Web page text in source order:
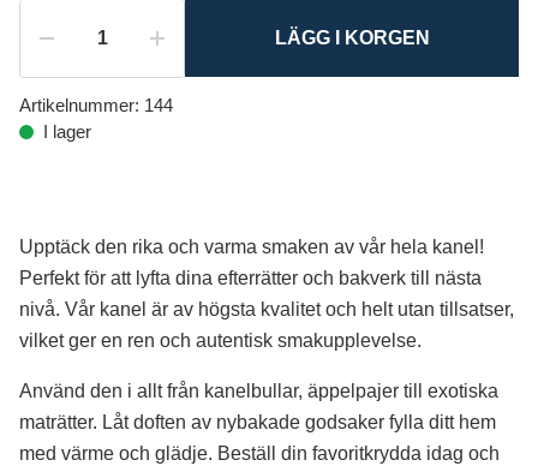
LÄGG I KORGEN
Artikelnummer: 144
I lager
Upptäck den rika och varma smaken av vår hela kanel!
Perfekt för att lyfta dina efterrätter och bakverk till nästa
nivå. Vår kanel är av högsta kvalitet och helt utan tillsatser,
vilket ger en ren och autentisk smakupplevelse.
Använd den i allt från kanelbullar, äppelpajer till exotiska
maträtter. Låt doften av nybakade godsaker fylla ditt hem
med värme och glädje. Beställ din favoritkrydda idag och